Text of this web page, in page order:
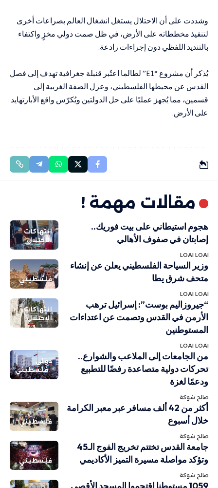
وشددت على أن الاحتلال يستغل انشغال العالم بصراعات أخرى
لتنفيذ مخططاته على الأرض، في ظل صمت دولي مخزٍ واكتفاء
بالتنديد اللفظي دون إجراءات رادعة.
يُذكر أن مشروع “E1” لطالما اعتُبر قنبلة جغرافية تهدف إلى فصل
القدس عن محيطها الفلسطيني، وعزل الضفة الغربية إلى
قسمين، مما يُجهز عمليًا على حل الدولتين ويُكرّس واقع الأبارتهايد
على الأرض.
مقالات مهمة !
انتهاكات
الاحتلال
هجوم استيطاني على بيت فوريك..
إصابتان في صفوف الأهالي
LOAI LOAI
فلسطيني
وزير السياحة الفلسطيني يعلن عن إنشاء
متحف شرق يطا
LOAI LOAI
انتهاكات
الاحتلال
“جيروزاليم بوست”: إسرائيل ترهب
الأرمن في القدس وتصمت عن اعتداءات
المستوطنين
LOAI LOAI
دولي
فلسطيني
من الجامعات إلى الملاعب والشوارع..
تحركات دولية متصاعدة رفضًا للتطبيع
ودعمًا لغزة
صالح شوكة
فلسطيني
أكثر من 42 ألف مسافر عبر معبر الكرامة
خلال أسبوع
صالح شوكة
فلسطيني
جامعة القدس تختتم تخريج الفوج الـ45
وتؤكد مواصلة مسيرة التميز الأكاديمي
صالح شوكة